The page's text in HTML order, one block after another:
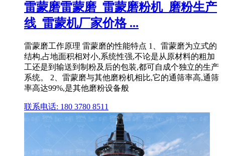
雷蒙磨雷蒙磨_雷蒙磨粉机_磨粉生产
线_雷蒙机厂家价格 ...
雷蒙磨工作原理 雷蒙磨的性能特点 1、雷蒙磨为立式的
结构,占地面积相对小,系统性强,不论是从原材料的粗加
工还是到输送到制粉及后的包装,都可自成个独立的生产
系统。 2、雷蒙磨与其他磨粉机相比,它的通筛率高,通筛
率高达99%,是其他磨粉设备般
联系电话: 180 3780 8511